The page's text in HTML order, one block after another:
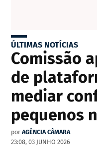
ÚLTIMAS NOTÍCIAS
Comissão
de
mediar
pequenos
por AGÊNCIA CÂMARA
23:08, 03 JUNHO 2026